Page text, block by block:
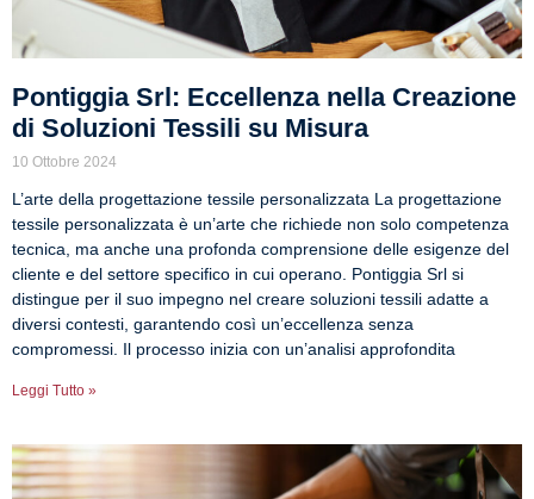
Pontiggia Srl: Eccellenza nella Creazione
di Soluzioni Tessili su Misura
10 Ottobre 2024
L’arte della progettazione tessile personalizzata La progettazione
tessile personalizzata è un’arte che richiede non solo competenza
tecnica, ma anche una profonda comprensione delle esigenze del
cliente e del settore specifico in cui operano. Pontiggia Srl si
distingue per il suo impegno nel creare soluzioni tessili adatte a
diversi contesti, garantendo così un’eccellenza senza
compromessi. Il processo inizia con un’analisi approfondita
Leggi Tutto »